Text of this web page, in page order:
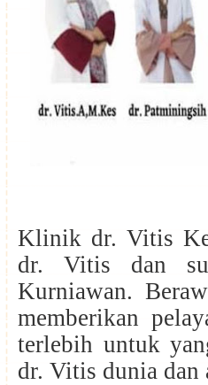
Klinik dr. Vitis
dr. Vitis dan
Kurniawan.
memberikan
terlebih untuk
dr. Vitis dunia dan